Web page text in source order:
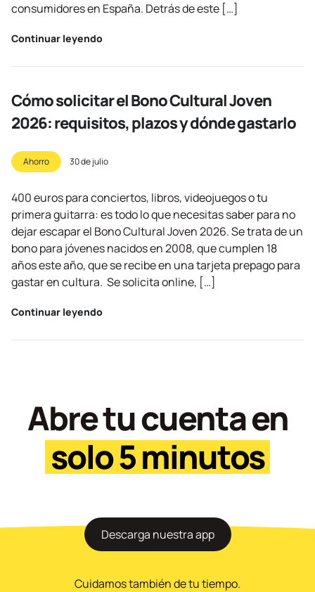
consumidores en España. Detrás de este […]
Continuar leyendo
Cómo solicitar el Bono Cultural Joven
2026: requisitos, plazos y dónde gastarlo
Ahorro 30 de julio
400 euros para conciertos, libros, videojuegos o tu
primera guitarra: es todo lo que necesitas saber para no
dejar escapar el Bono Cultural Joven 2026. Se trata de un
bono para jóvenes nacidos en 2008, que cumplen 18
años este año, que se recibe en una tarjeta prepago para
gastar en cultura. Se solicita online, […]
Continuar leyendo
Abre tu cuenta en
solo 5 minutos
Descarga nuestra app
Cuidamos también de tu tiempo.